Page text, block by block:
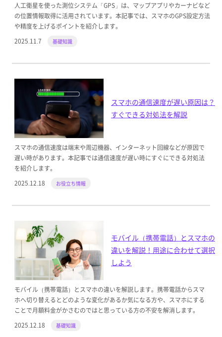
人工衛星を使った測位システム「GPS」は、マップアプリやカーナビなど
の位置情報取得に活用されています。本記事では、スマホのGPS設定方法
や精度を上げるポイントを紹介します。
2025.11.7
基礎知識
スマホの通信速度が遅い原因は？
すぐできる対処法を解説
スマホの通信速度は端末や周辺機器、インターネット回線などが原因で
遅い時があります。本記事では通信速度が遅い時にすぐにできる対処法
を紹介します。
2025.12.18
お役立ち情報
モバイル（携帯電話）とスマホの
違いを解説！用途に合わせて選択
しよう
モバイル（携帯電話）とスマホの違いを解説します。携帯電話からスマ
ホへ切り替えるとどのような変化があるか気になる方や、スマホにする
ことで月額料金がかさむのではと思っている方の不安を解消します。
2025.12.18
基礎知識